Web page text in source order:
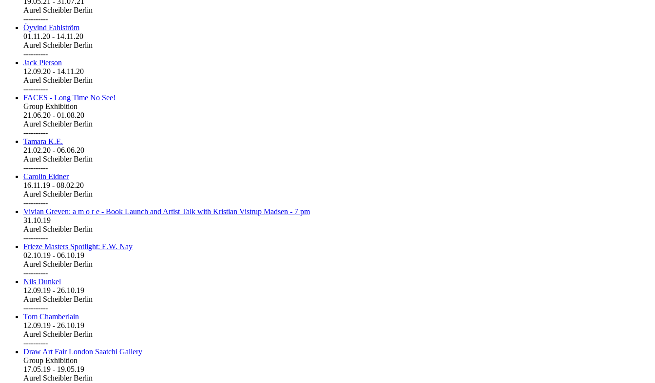
Aurel Scheibler Berlin
----------
Öyvind Fahlström
01.11.20 - 14.11.20
Aurel Scheibler Berlin
----------
Jack Pierson
12.09.20 - 14.11.20
Aurel Scheibler Berlin
----------
FACES - Long Time No See!
Group Exhibition
21.06.20 - 01.08.20
Aurel Scheibler Berlin
----------
Tamara K.E.
21.02.20 - 06.06.20
Aurel Scheibler Berlin
----------
Carolin Eidner
16.11.19 - 08.02.20
Aurel Scheibler Berlin
----------
Vivian Greven: a m o r e - Book Launch and Artist Talk with Kristian Vistrup Madsen - 7 pm
31.10.19
Aurel Scheibler Berlin
----------
Frieze Masters Spotlight: E.W. Nay
02.10.19 - 06.10.19
Aurel Scheibler Berlin
----------
Nils Dunkel
12.09.19 - 26.10.19
Aurel Scheibler Berlin
----------
Tom Chamberlain
12.09.19 - 26.10.19
Aurel Scheibler Berlin
----------
Draw Art Fair London Saatchi Gallery
Group Exhibition
17.05.19 - 19.05.19
Aurel Scheibler Berlin